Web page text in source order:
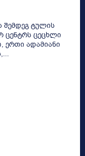
შემდეგ ტულის
ცენტრს ცეცხლი
ერთი ადამიანი